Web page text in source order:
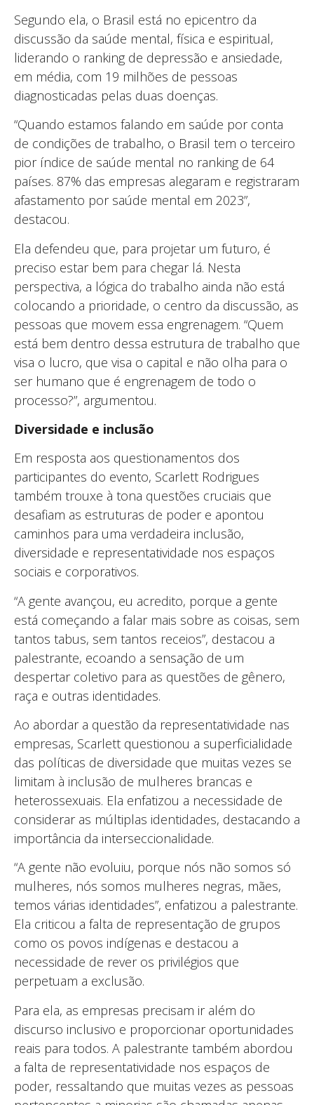
Segundo ela, o Brasil está no epicentro da
discussão da saúde mental, física e espiritual,
liderando o ranking de depressão e ansiedade,
em média, com 19 milhões de pessoas
diagnosticadas pelas duas doenças.
“Quando estamos falando em saúde por conta
de condições de trabalho, o Brasil tem o terceiro
pior índice de saúde mental no ranking de 64
países. 87% das empresas alegaram e registraram
afastamento por saúde mental em 2023”,
destacou.
Ela defendeu que, para projetar um futuro, é
preciso estar bem para chegar lá. Nesta
perspectiva, a lógica do trabalho ainda não está
colocando a prioridade, o centro da discussão, as
pessoas que movem essa engrenagem. “Quem
está bem dentro dessa estrutura de trabalho que
visa o lucro, que visa o capital e não olha para o
ser humano que é engrenagem de todo o
processo?”, argumentou.
Diversidade e inclusão
Em resposta aos questionamentos dos
participantes do evento, Scarlett Rodrigues
também trouxe à tona questões cruciais que
desafiam as estruturas de poder e apontou
caminhos para uma verdadeira inclusão,
diversidade e representatividade nos espaços
sociais e corporativos.
“A gente avançou, eu acredito, porque a gente
está começando a falar mais sobre as coisas, sem
tantos tabus, sem tantos receios”, destacou a
palestrante, ecoando a sensação de um
despertar coletivo para as questões de gênero,
raça e outras identidades.
Ao abordar a questão da representatividade nas
empresas, Scarlett questionou a superficialidade
das políticas de diversidade que muitas vezes se
limitam à inclusão de mulheres brancas e
heterossexuais. Ela enfatizou a necessidade de
considerar as múltiplas identidades, destacando a
importância da interseccionalidade.
“A gente não evoluiu, porque nós não somos só
mulheres, nós somos mulheres negras, mães,
temos várias identidades”, enfatizou a palestrante.
Ela criticou a falta de representação de grupos
como os povos indígenas e destacou a
necessidade de rever os privilégios que
perpetuam a exclusão.
Para ela, as empresas precisam ir além do
discurso inclusivo e proporcionar oportunidades
reais para todos. A palestrante também abordou
a falta de representatividade nos espaços de
poder, ressaltando que muitas vezes as pessoas